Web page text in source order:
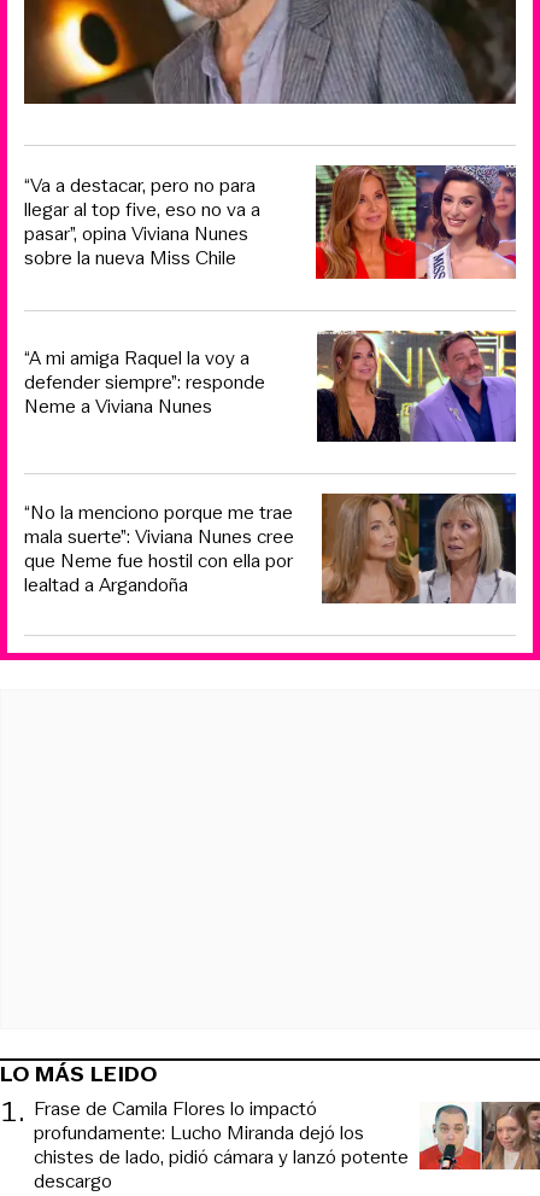
“Va a destacar, pero no para
llegar al top five, eso no va a
pasar”, opina Viviana Nunes
sobre la nueva Miss Chile
“A mi amiga Raquel la voy a
defender siempre”: responde
Neme a Viviana Nunes
“No la menciono porque me trae
mala suerte”: Viviana Nunes cree
que Neme fue hostil con ella por
lealtad a Argandoña
LO MÁS LEIDO
1. Frase de Camila Flores lo impactó
profundamente: Lucho Miranda dejó los
chistes de lado, pidió cámara y lanzó potente
descargo